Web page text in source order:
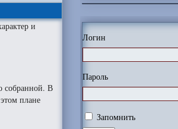
и
собранной. В
плане
Логин
Пароль
Запомнить